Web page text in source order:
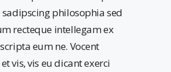
sadipscing philosophia sed
recteque intellegam ex
eum ne. Vocent
vis, vis eu dicant exerci